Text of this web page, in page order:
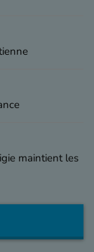
maintient les